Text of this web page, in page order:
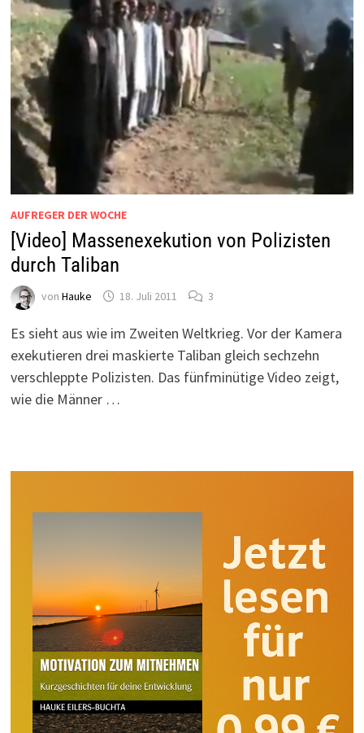
AUFREGER DER WOCHE
[Video] Massenexekution von Polizisten
durch Taliban
von Hauke 18. Juli 2011 3
Es sieht aus wie im Zweiten Weltkrieg. Vor der Kamera
exekutieren drei maskierte Taliban gleich sechzehn
verschleppte Polizisten. Das fünfminütige Video zeigt,
wie die Männer …